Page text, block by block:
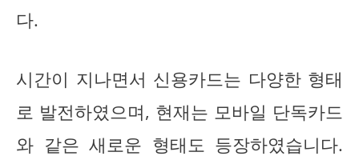
다.
시간이 지나면서 신용카드는 다양한 형태
로 발전하였으며, 현재는 모바일 단독카드
와 같은 새로운 형태도 등장하였습니다.